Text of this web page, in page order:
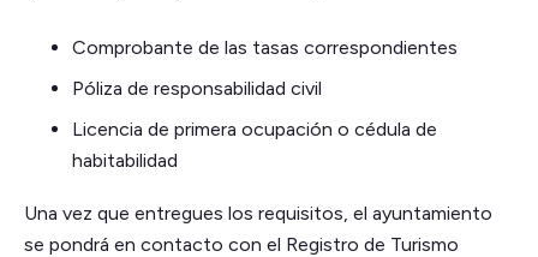
Comprobante de las tasas correspondientes
Póliza de responsabilidad civil
Licencia de primera ocupación o cédula de
habitabilidad
Una vez que entregues los requisitos, el ayuntamiento
se pondrá en contacto con el Registro de Turismo